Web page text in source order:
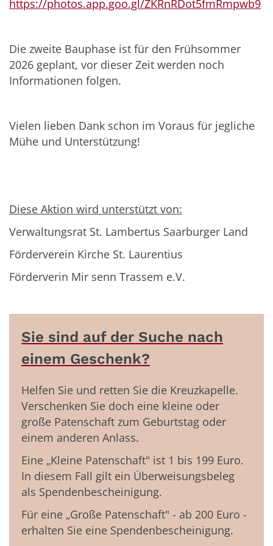
https://photos.app.goo.gl/ZKRnRDot5fmRmpwb9
Die zweite Bauphase ist für den Frühsommer
2026 geplant, vor dieser Zeit werden noch
Informationen folgen.
Vielen lieben Dank schon im Voraus für jegliche
Mühe und Unterstützung!
Diese Aktion wird unterstützt von:
Verwaltungsrat St. Lambertus Saarburger Land
Förderverein Kirche St. Laurentius
Förderverin Mir senn Trassem e.V.
Sie sind auf der Suche nach
einem Geschenk?
Helfen Sie und retten Sie die Kreuzkapelle.
Verschenken Sie doch eine kleine oder
große Patenschaft zum Geburtstag oder
einem anderen Anlass.
Eine „Kleine Patenschaft" ist 1 bis 199 Euro.
In diesem Fall gilt ein Überweisungsbeleg
als Spendenbescheinigung.
Für eine „Große Patenschaft" - ab 200 Euro -
erhalten Sie eine Spendenbescheinigung.